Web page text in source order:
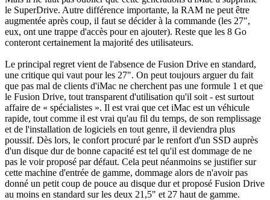
le SuperDrive. Autre différence importante, la RAM ne peut être
augmentée après coup, il faut se décider à la commande (les 27",
eux, ont une trappe d'accès pour en ajouter). Reste que les 8 Go
conteront certainement la majorité des utilisateurs.
Le principal regret vient de l'absence de Fusion Drive en standard,
une critique qui vaut pour les 27". On peut toujours arguer du fait
que pas mal de clients d'iMac ne cherchent pas une formule 1 et que
le Fusion Drive, tout transparent d'utilisation qu'il soit - est surtout
affaire de « spécialistes ». Il est vrai que cet iMac est un véhicule
rapide, tout comme il est vrai qu'au fil du temps, de son remplissage
et de l'installation de logiciels en tout genre, il deviendra plus
poussif. Dès lors, le confort procuré par le renfort d'un SSD auprès
d'un disque dur de bonne capacité est tel qu'il est dommage de ne
pas le voir proposé par défaut. Cela peut néanmoins se justifier sur
cette machine d'entrée de gamme, dommage alors de n'avoir pas
donné un petit coup de pouce au disque dur et proposé Fusion Drive
au moins en standard sur les deux 21,5" et 27 haut de gamme.